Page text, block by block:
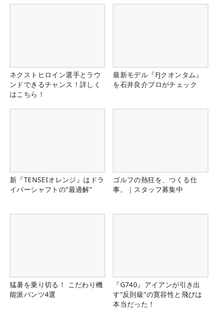
ネクストヒロイン選手とラウ
ンドできるチャンス！詳しく
はこちら！
最新モデル『FJクオンタム』
を石井良介プロがチェック
新『TENSEIオレンジ』はドラ
イバーシャフトの“最適解”
ゴルフの熱狂を、つくる仕
事。｜スタッフ募集中
猛暑を乗り切る！ こだわり機
能派パンツ4選
『G740』アイアンが引き出
す“反則級”の寛容性と飛びは
本当だった！